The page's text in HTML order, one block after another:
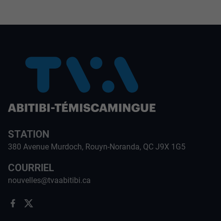
STATION
380 Avenue Murdoch, Rouyn-Noranda, QC J9X 1G5
COURRIEL
nouvelles@tvaabitibi.ca